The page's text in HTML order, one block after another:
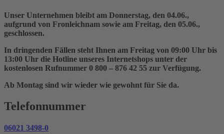
Unser Unternehmen bleibt am Donnerstag, den 04.06.,
aufgrund von Fronleichnam sowie am Freitag, den 05.06.,
geschlossen.
In dringenden Fällen steht Ihnen am Freitag von 09:00 Uhr bis
13:00 Uhr die Hotline unseres Internetshops unter der
kostenlosen Rufnummer 0 800 – 876 42 55 zur Verfügung.
Ab Montag sind wir wieder wie gewohnt für Sie da.
Telefonnummer
06021 3498-0